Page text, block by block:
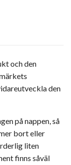
och den
den
på nappen, så
bort eller
liten
finns såväl